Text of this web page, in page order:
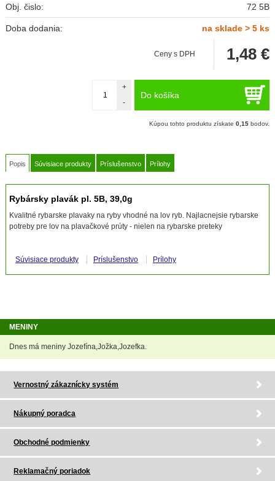
Obj. čislo: 72 5B
Doba dodania: na sklade > 5 ks
Ceny s DPH 1,48 €
Do košíka
-
+
Kúpou tohto produktu získate0,15 bodov.
Popis Súvisiace produkty Príslušenstvo Prílohy
Rybársky plavák pl. 5B, 39,0g
Kvalitné rybarske plavaky na ryby vhodné na lov ryb. Najlacnejsie rybarske
potreby pre lov na plavačkové prúty - nielen na rybarske preteky
Súvisiace produkty Príslušenstvo Prílohy
MENINY
Dnes má meniny Jozefína,Jožka,Jozefka.
Vernostný zákaznícky systém
Nákupný poradca
Obchodné podmienky
Reklamačný poriadok